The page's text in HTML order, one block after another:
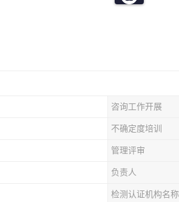
咨询工作开展
不确定度培训
管理评审
负责人
检测认证机构名称